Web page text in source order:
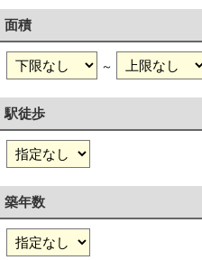
面積
～
駅徒歩
築年数